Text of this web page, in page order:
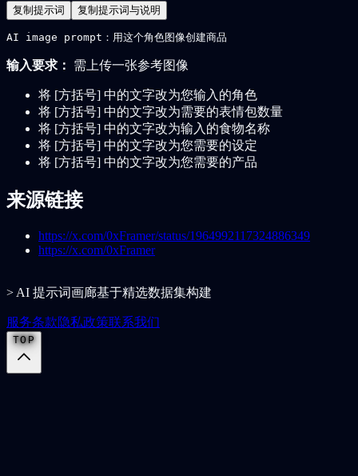
复制提示词 复制提示词与说明
AI image prompt：用这个角色图像创建商品
输入要求： 需上传一张参考图像
将 [方括号] 中的文字改为您输入的角色
将 [方括号] 中的文字改为需要的表情包数量
将 [方括号] 中的文字改为输入的食物名称
将 [方括号] 中的文字改为您需要的设定
将 [方括号] 中的文字改为您需要的产品
来源链接
https://x.com/0xFramer/status/1964992117324886349
https://x.com/0xFramer
> AI 提示词画廊基于精选数据集构建
服务条款隐私政策联系我们
TOP